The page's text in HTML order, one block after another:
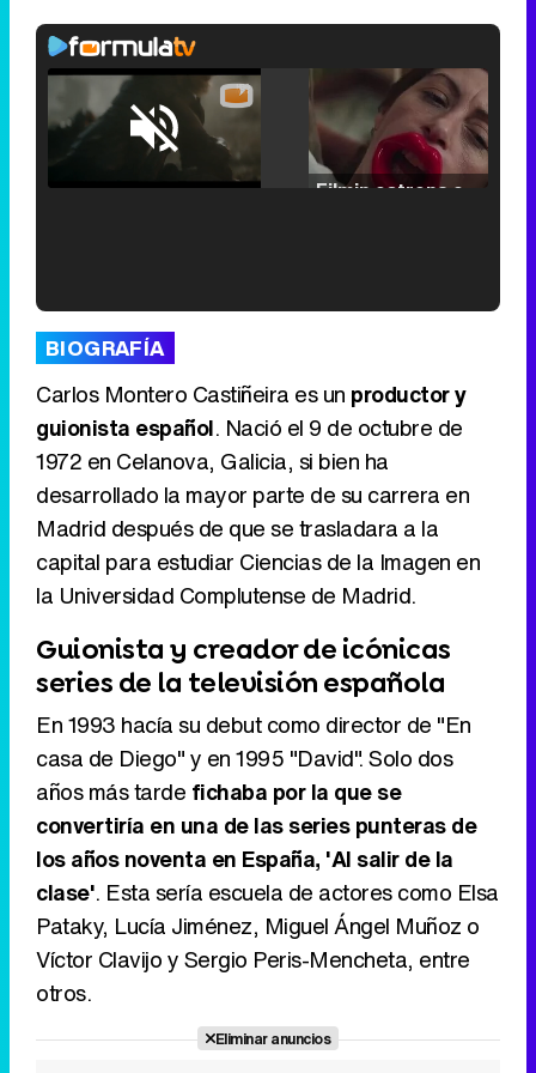
/
Loaded
Tráiler de la tercera temporada de 'The Walking Dead: Dead City' de AMC+
BIOGRAFÍA
Carlos Montero Castiñeira es un productor y
guionista español. Nació el 9 de octubre de
1972 en Celanova, Galicia, si bien ha
desarrollado la mayor parte de su carrera en
Madrid después de que se trasladara a la
capital para estudiar Ciencias de la Imagen en
la Universidad Complutense de Madrid.
Guionista y creador de icónicas
series de la televisión española
En 1993 hacía su debut como director de "En
casa de Diego" y en 1995 "David". Solo dos
años más tarde fichaba por la que se
convertiría en una de las series punteras de
los años noventa en España, 'Al salir de la
clase'. Esta sería escuela de actores como Elsa
Pataky, Lucía Jiménez, Miguel Ángel Muñoz o
Víctor Clavijo y Sergio Peris-Mencheta, entre
otros.
Eliminar anuncios